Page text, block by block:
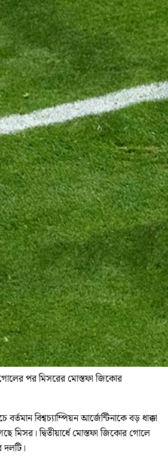
গোলের পর মিসরের মোস্তফা জিকোর
বিশ্বচ্যাম্পিয়ন আর্জেন্টিনাকে বড় ধাক্কা
মিসর। দ্বিতীয়ার্ধে মোস্তফা জিকোর গোলে
দলটি।